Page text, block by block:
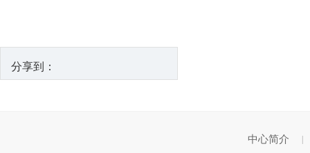
分享到：
中心简介